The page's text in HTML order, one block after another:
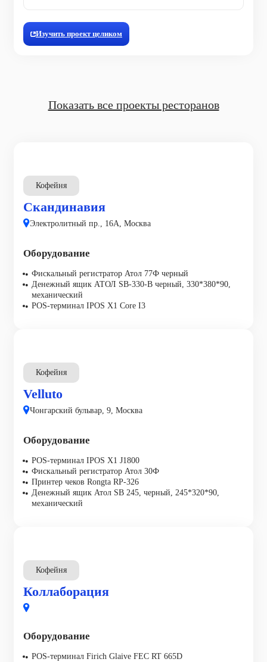
Изучить проект целиком
Показать все проекты ресторанов
Кофейня
Скандинавия
Электролитный пр., 16А, Москва
Оборудование
Фискальный регистратор Атол 77Ф черный
Денежный ящик АТОЛ SB-330-B черный, 330*380*90,
механический
POS-терминал IPOS X1 Core I3
Кофейня
Velluto
Чонгарский бульвар, 9, Москва
Оборудование
POS-терминал IPOS X1 J1800
Фискальный регистратор Атол 30Ф
Принтер чеков Rongta RP-326
Денежный ящик Атол SB 245, черный, 245*320*90,
механический
Кофейня
Коллаборация
Оборудование
POS-терминал Firich Glaive FEC RT 665D